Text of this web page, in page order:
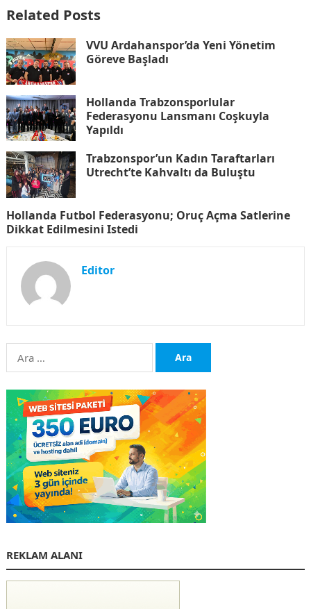
Related Posts
VVU Ardahanspor’da Yeni Yönetim
Göreve Başladı
Hollanda Trabzonsporlular
Federasyonu Lansmanı Coşkuyla
Yapıldı
Trabzonspor’un Kadın Taraftarları
Utrecht’te Kahvaltı da Buluştu
Hollanda Futbol Federasyonu; Oruç Açma Satlerine
Dikkat Edilmesini Istedi
Editor
Arama:
REKLAM ALANI